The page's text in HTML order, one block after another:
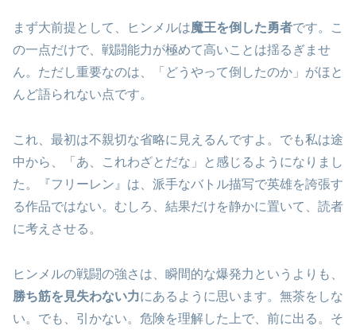
まず大前提として、ヒンメルは魔王を倒した勇者です。こ
の一点だけで、戦闘能力が極めて高いことは揺るぎませ
ん。ただし重要なのは、「どうやって倒したのか」がほと
んど語られない点です。
これ、最初は不親切な省略に見えるんですよ。でも私は途
中から、「あ、これわざとだな」と感じるようになりまし
た。『フリーレン』は、派手なバトル描写で英雄を誇張す
る作品ではない。むしろ、結果だけを静かに置いて、読者
に考えさせる。
ヒンメルの戦闘の強さは、瞬間的な爆発力というよりも、
勝ち筋を見失わない力にあるように思います。無茶をしな
い。でも、引かない。危険を理解した上で、前に出る。そ